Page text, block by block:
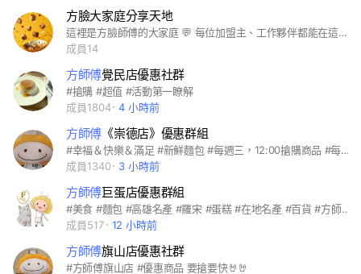
方臉大家庭分享天地
這裡是方臉師傅的大家庭 💬 每位加盟主、工作夥伴都能在這裡互相分享營業心得、情報與靈感。 有問題、有趣事、有新發現，都可以一起討論！ 讓方臉越來越香、越來越溫暖～
成員14
方師傅覺民店優惠社群
#搶購 #超值 #活動第一瞭解
成員1804
4 小時前
方師傅 《崇德店》優惠群組
#幸福＆快樂＆滿足 #新鮮麵包 #每週三，12:00搶購商品 #每週五，15:30取貨商品 #請勿棄單
成員1340
3 小時前
方師傅巨蛋店優惠群組
#美食 #麵包 #高雄名產 #羅宋 #蛋糕 #在地名產 #百貨 #方師傅 #漢神巨蛋 #招牌 #優惠 #伴手禮
成員517
12 小時前
方師傅旗山店優惠社群
#方師傅旗山店 #優惠商品 要搶要快🤘🤘